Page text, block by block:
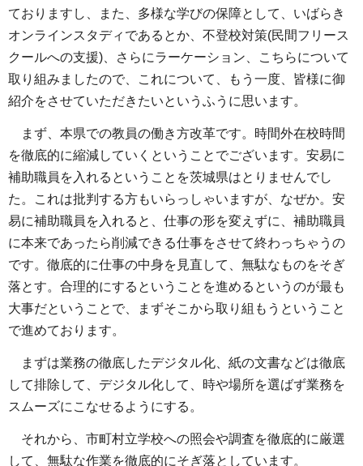
ておりますし、また、多様な学びの保障として、いばらき
オンラインスタディであるとか、不登校対策(民間フリース
クールへの支援)、さらにラーケーション、こちらについて
取り組みましたので、これについて、もう一度、皆様に御
紹介をさせていただきたいというふうに思います。
まず、本県での教員の働き方改革です。時間外在校時間
を徹底的に縮減していくということでございます。安易に
補助職員を入れるということを茨城県はとりませんでし
た。これは批判する方もいらっしゃいますが、なぜか。安
易に補助職員を入れると、仕事の形を変えずに、補助職員
に本来であったら削減できる仕事をさせて終わっちゃうの
です。徹底的に仕事の中身を見直して、無駄なものをそぎ
落とす。合理的にするということを進めるというのが最も
大事だということで、まずそこから取り組もうということ
で進めております。
まずは業務の徹底したデジタル化、紙の文書などは徹底
して排除して、デジタル化して、時や場所を選ばず業務を
スムーズにこなせるようにする。
それから、市町村立学校への照会や調査を徹底的に厳選
して、無駄な作業を徹底的にそぎ落としています。